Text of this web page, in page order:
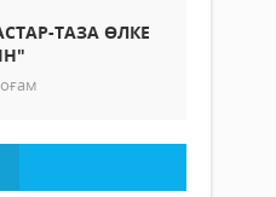
ТАЗА ӨЛКЕ